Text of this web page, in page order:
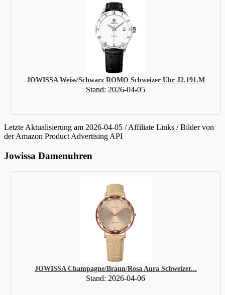
JOWISSA Weiss/Schwarz ROMO Schweizer Uhr J2.191.M
Stand: 2026-04-05
Letzte Aktualisierung am 2026-04-05 / Affiliate Links / Bilder von
der Amazon Product Advertising API
Jowissa Damenuhren
JOWISSA Champagne/Braun/Rosa Aura Schweizer...
Stand: 2026-04-06